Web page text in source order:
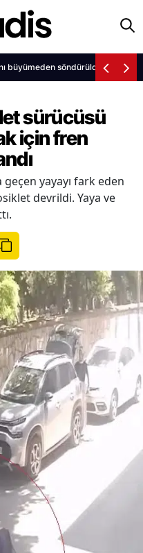
büyümeden söndürüldü
sürücüsü
için fren
yayayı fark eden
devrildi. Yaya ve